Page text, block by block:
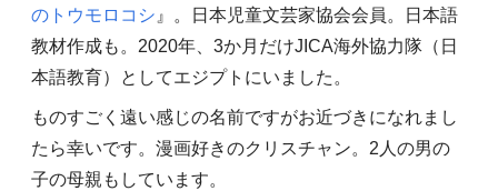
のトウモロコシ 』。日本児童文芸家協会会員。日本語
教材作成も。2020年、3か月だけJICA海外協力隊（日
本語教育）としてエジプトにいました。
ものすごく遠い感じの名前ですがお近づきになれまし
たら幸いです。漫画好きのクリスチャン。2人の男の
子の母親もしています。